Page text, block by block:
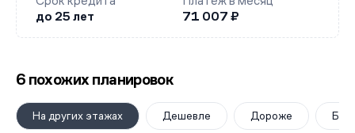
до 25 лет
71 007 ₽
6 похожих планировок
На других этажах Дешевле Дороже